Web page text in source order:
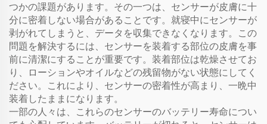
つかの課題があります。その一つは、センサーが皮膚に十
分に密着しない場合があることです。就寝中にセンサーが
剥がれてしまうと、データを収集できなくなります。この
問題を解決するには、センサーを装着する部位の皮膚を事
前に清潔にすることが重要です。装着部位は乾燥させてお
り、ローションやオイルなどの残留物がない状態にしてく
ださい。これにより、センサーの密着性が高まり、一晩中
装着したままになります。
一部の人々は、これらのセンサーのバッテリー寿命につい